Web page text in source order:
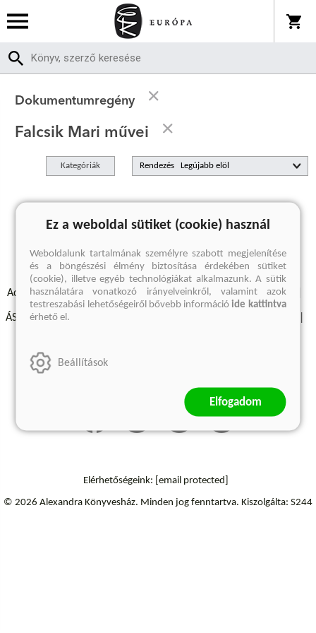
Dokumentumregény
Falcsik Mari művei
Kategóriák Rendezés
A keresett kifejezésre nincs találat
Adatvédelmi szabályzatok Elállási felmondási nyilatkozat
ÁSZF - Vásárlási feltételek
Szállítási információk
Elérhetőségeink: [email protected]
© 2026 Alexandra Könyvesház. Minden jog fenntartva. Kiszolgálta: S244
Ez a weboldal sütiket (cookie) használ
Weboldalunk tartalmának személyre szabott megjelenítése
és a böngészési élmény biztosítása érdekében sütiket
(cookie), illetve egyéb technológiákat alkalmazunk. A sütik
használatára vonatkozó irányelveinkről, valamint azok
testreszabási lehetőségeiről bővebb információide kattintva
érhető el.
Beállítások
Elfogadom